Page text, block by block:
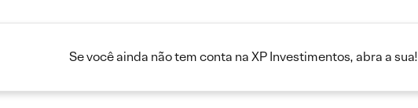
Se você ainda não tem conta na XP Investimentos, abra a sua!